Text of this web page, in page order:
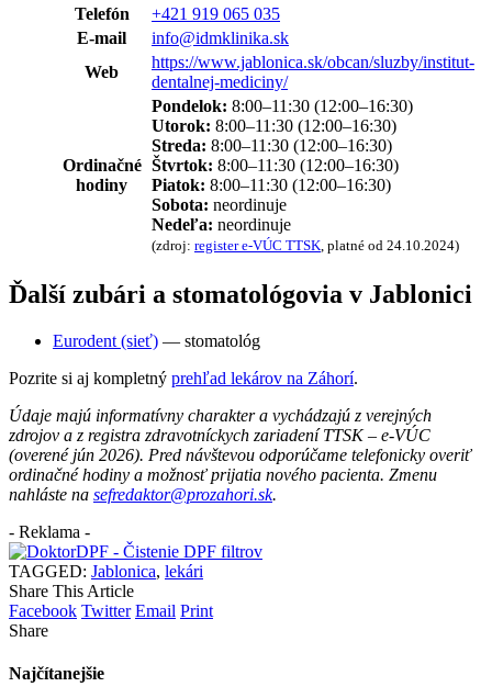
Telefón
+421 919 065 035
E-mail
info@idmklinika.sk
Web
https://www.jablonica.sk/obcan/sluzby/institut-
dentalnej-mediciny/
Ordinačné
hodiny
Pondelok: 8:00–11:30 (12:00–16:30)
Utorok: 8:00–11:30 (12:00–16:30)
Streda: 8:00–11:30 (12:00–16:30)
Štvrtok: 8:00–11:30 (12:00–16:30)
Piatok: 8:00–11:30 (12:00–16:30)
Sobota: neordinuje
Nedeľa: neordinuje
(zdroj: register e-VÚC TTSK , platné od 24.10.2024)
Ďalší zubári a stomatológovia v Jablonici
Eurodent (sieť) — stomatológ
Pozrite si aj kompletný prehľad lekárov na Záhorí.
Údaje majú informatívny charakter a vychádzajú z verejných
zdrojov a z registra zdravotníckych zariadení TTSK – e-VÚC
(overené jún 2026). Pred návštevou odporúčame telefonicky overiť
ordinačné hodiny a možnosť prijatia nového pacienta. Zmenu
nahláste na sefredaktor@prozahori.sk.
- Reklama -
TAGGED: Jablonica, lekári
Share This Article
Facebook Twitter Email Print
Share
Najčítanejšie